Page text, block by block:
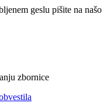
geslu pišite na našo
zbornice